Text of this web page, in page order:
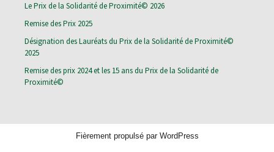
Le Prix de la Solidarité de Proximité© 2026
Remise des Prix 2025
Désignation des Lauréats du Prix de la Solidarité de Proximité©
2025
Remise des prix 2024 et les 15 ans du Prix de la Solidarité de
Proximité©
Fièrement propulsé par WordPress